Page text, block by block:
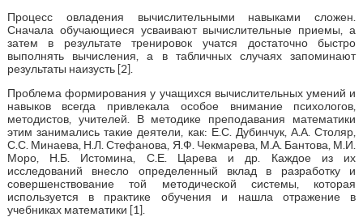
Процесс овладения вычислительными навыками сложен.
Сначала обучающиеся усваивают вычислительные приемы, а
затем в результате тренировок учатся достаточно быстро
выполнять вычисления, а в табличных случаях запоминают
результаты наизусть [2].
Проблема формирования у учащихся вычислительных умений и
навыков всегда привлекала особое внимание психологов,
методистов, учителей. В методике преподавания математики
этим занимались такие деятели, как: Е.С. Дубинчук, А.А. Столяр,
С.С. Минаева, Н.Л. Стефанова, Я.Ф. Чекмарева, М.А. Бантова, М.И.
Моро, Н.Б. Истомина, С.Е. Царева и др. Каждое из их
исследований внесло определенный вклад в разработку и
совершенствование той методической системы, которая
используется в практике обучения и нашла отражение в
учебниках математики [1].